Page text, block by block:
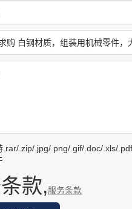
.rar/.zip/.jpg/.png/.gif/.doc/.xls/
款,服务条款